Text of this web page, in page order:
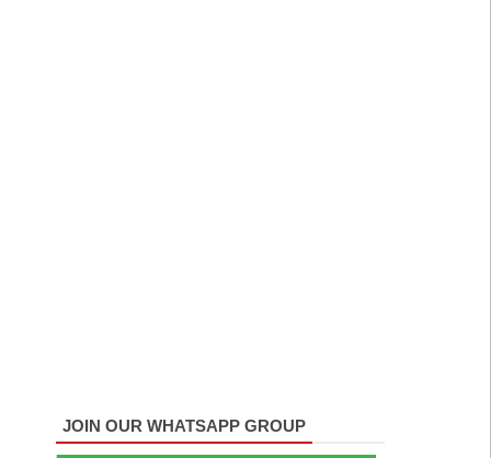
JOIN OUR WHATSAPP GROUP